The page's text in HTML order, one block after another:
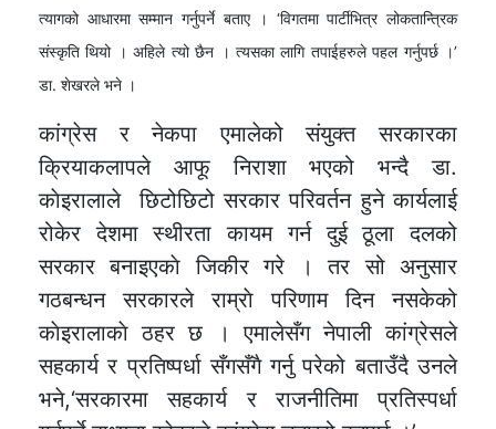
त्यागको आधारमा सम्मान गर्नुपर्ने बताए । ‘विगतमा पार्टीभित्र लोकतान्त्रिक
संस्कृति थियो । अहिले त्यो छैन । त्यसका लागि तपाईहरुले पहल गर्नुपर्छ ।’
डा. शेखरले भने ।
कांग्रेस र नेकपा एमालेको संयुक्त सरकारका
क्रियाकलापले आफू निराशा भएको भन्दै डा.
काेइरालाले छिटोछिटो सरकार परिवर्तन हुने कार्यलाई
रोकेर देशमा स्थीरता कायम गर्न दुई ठूला दलको
सरकार बनाइएकाे जिकीर गरे । तर सो अनुसार
गठबन्धन सरकारले राम्राे परिणाम दिन नसकेको
काेइरालाकाे ठहर छ । एमालेसँग नेपाली कांग्रेसले
सहकार्य र प्रतिष्पर्धा सँगसँगै गर्नु परेको बताउँदै उनले
भने,‘सरकारमा सहकार्य र राजनीतिमा प्रतिस्पर्धा